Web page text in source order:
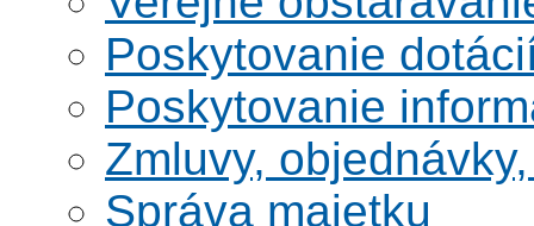
Poskytovanie
Poskytovanie
Zmluvy,
Správa majetku